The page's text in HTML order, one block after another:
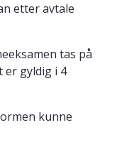
etter avtale
tas på
er gyldig i 4
kunne